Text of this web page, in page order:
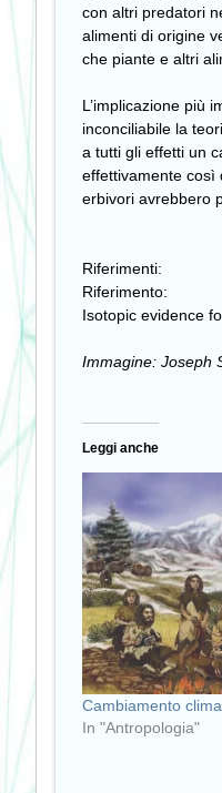
con altri predatori
alimenti di origine
che piante e altri
L’implicazione più
inconciliabile la
a tutti gli effetti un
effettivamente così
erbivori avrebbero
Riferimenti:
Riferimento:
Isotopic evidence
Immagine: Joseph
Leggi anche
Cambiamento
In "Antropologia"